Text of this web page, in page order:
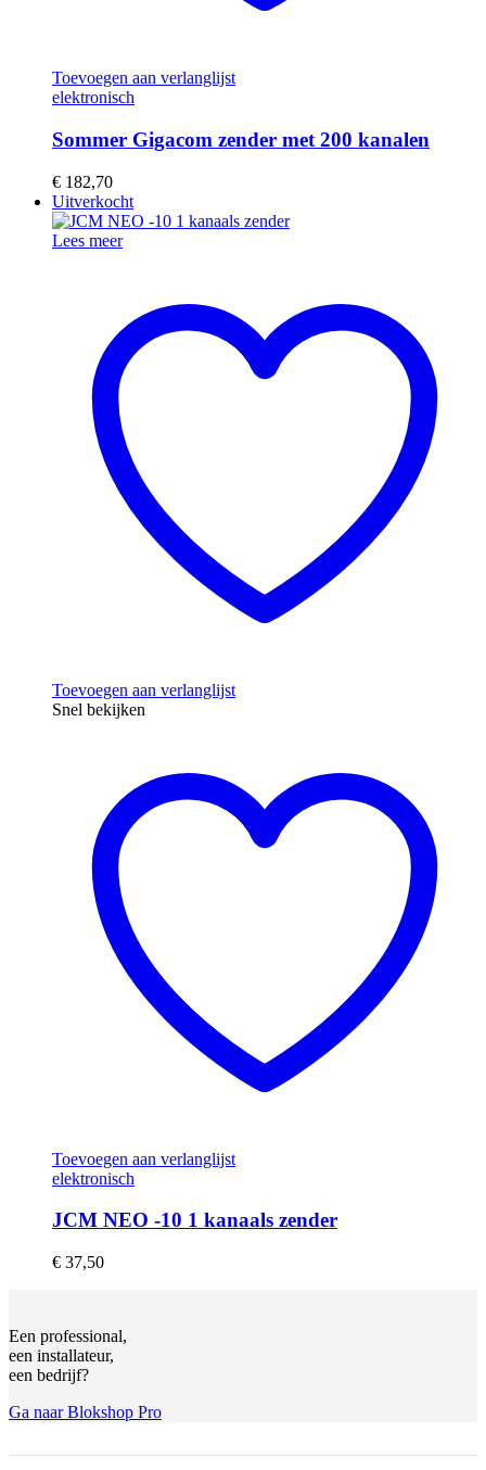
Toevoegen aan verlanglijst
elektronisch
Sommer Gigacom zender met 200 kanalen
€ 182,70
Uitverkocht
Lees meer
Toevoegen aan verlanglijst
Snel bekijken
Toevoegen aan verlanglijst
elektronisch
JCM NEO -10 1 kanaals zender
€ 37,50
Een professional,
een installateur,
een bedrijf?
Ga naar Blokshop Pro